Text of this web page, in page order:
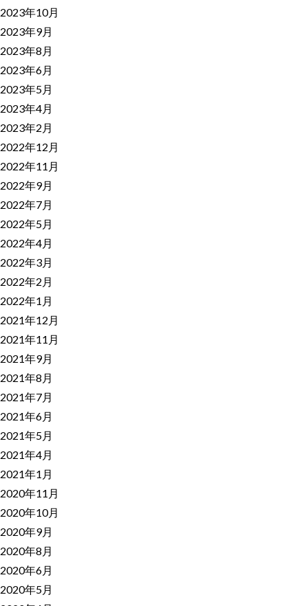
2023年10月
2023年9月
2023年8月
2023年6月
2023年5月
2023年4月
2023年2月
2022年12月
2022年11月
2022年9月
2022年7月
2022年5月
2022年4月
2022年3月
2022年2月
2022年1月
2021年12月
2021年11月
2021年9月
2021年8月
2021年7月
2021年6月
2021年5月
2021年4月
2021年1月
2020年11月
2020年10月
2020年9月
2020年8月
2020年6月
2020年5月